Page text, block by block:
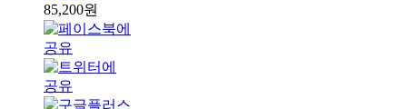
85,200원